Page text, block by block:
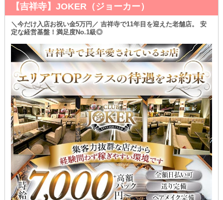
【吉祥寺】JOKER（ジョーカー）
＼今だけ入店お祝い金5万円／ 吉祥寺で11年目を迎えた老舗店。 安
定な経営基盤！満足度No.1級◎